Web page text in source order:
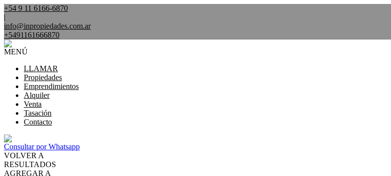
+54 9 11 6166-6870
|
info@inpropiedades.com.ar
+5491161666870
MENÚ
LLAMAR
Propiedades
Emprendimientos
Alquiler
Venta
Tasación
Contacto
Consultar por Whatsapp
VOLVER A
RESULTADOS
AGREGAR A